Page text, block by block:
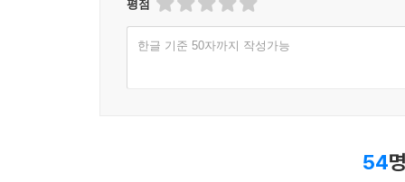
평점
한글 기준 50자까지 작성가능
54